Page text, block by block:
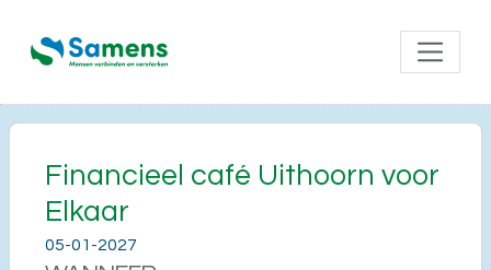
Financieel café Uithoorn voor
Elkaar
05-01-2027